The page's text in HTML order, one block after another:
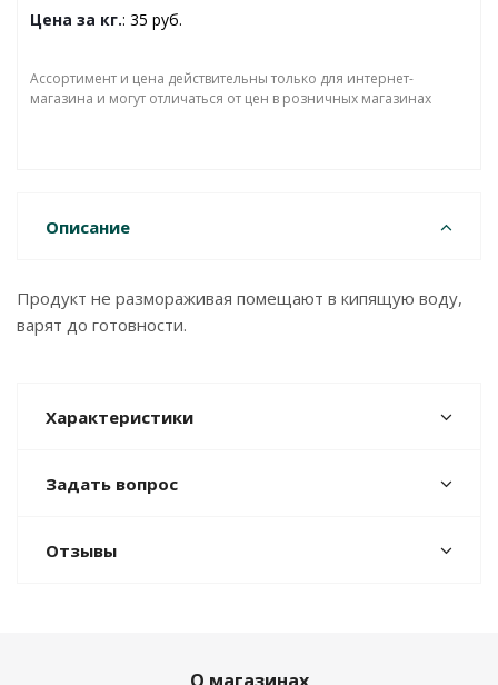
Цена за кг.: 35 руб.
Ассортимент и цена действительны только для интернет-
магазина и могут отличаться от цен в розничных магазинах
Описание
Продукт не размораживая помещают в кипящую воду,
варят до готовности.
Характеристики
Задать вопрос
Отзывы